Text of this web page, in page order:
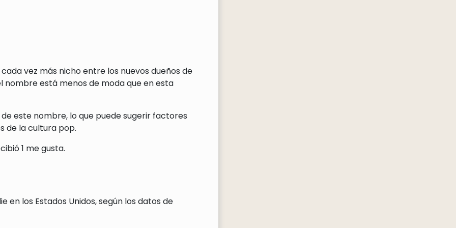
vez más nicho entre los nuevos dueños de
nombre está menos de moda que en esta
este nombre, lo que puede sugerir factores
de la cultura pop.
1 me gusta.
en los Estados Unidos, según los datos de